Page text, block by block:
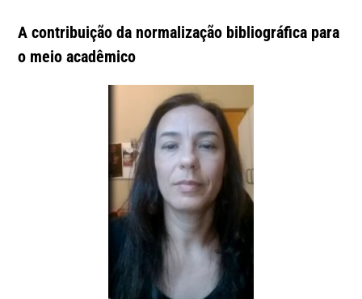
A contribuição da normalização bibliográfica para
o meio acadêmico